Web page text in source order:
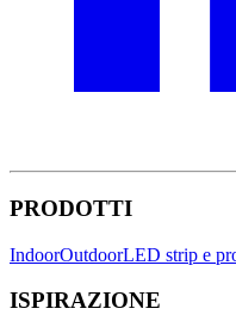
PRODOTTI
IndoorOutdoorLED strip e
ISPIRAZIONE